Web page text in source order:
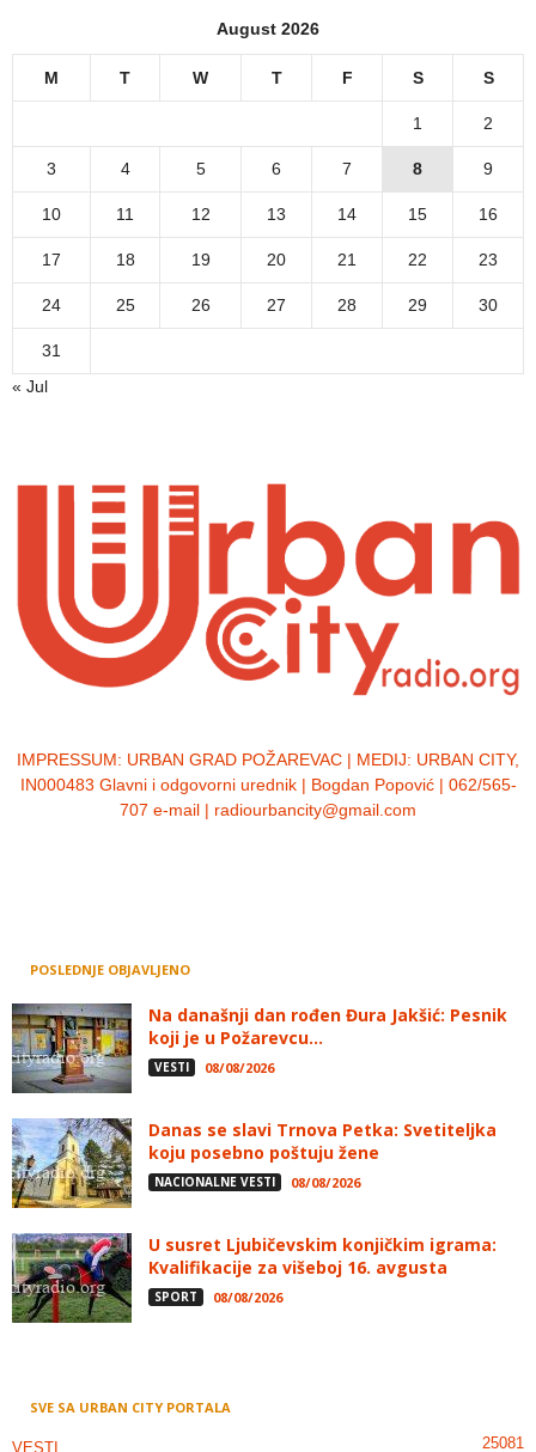
August 2026
M T W T F S S
1 2
3 4 5 6 7 8 9
10 11 12 13 14 15 16
17 18 19 20 21 22 23
24 25 26 27 28 29 30
31
« Jul
IMPRESSUM: URBAN GRAD POŽAREVAC | MEDIJ: URBAN CITY,
IN000483 Glavni i odgovorni urednik | Bogdan Popović | 062/565-
707 e-mail | radiourbancity@gmail.com
POSLEDNJE OBJAVLJENO
Na današnji dan rođen Đura Jakšić: Pesnik
koji je u Požarevcu...
VESTI 08/08/2026
Danas se slavi Trnova Petka: Svetiteljka
koju posebno poštuju žene
NACIONALNE VESTI 08/08/2026
U susret Ljubičevskim konjičkim igrama:
Kvalifikacije za višeboj 16. avgusta
SPORT 08/08/2026
SVE SA URBAN CITY PORTALA
VESTI 25081